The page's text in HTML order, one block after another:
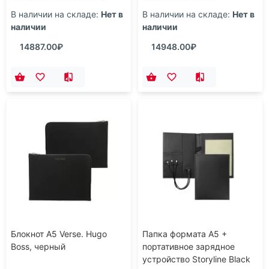
В наличии на складе: Нет в
наличии
14887.00₽
В наличии на складе: Нет в
наличии
14948.00₽
Блокнот А5 Verse. Hugo
Boss, черный
Папка формата А5 +
портативное зарядное
устройство Storyline Black